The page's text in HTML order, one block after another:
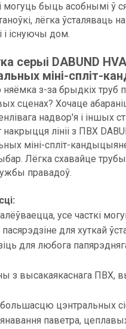
могуць быць асобнымі ў
лёгка ўсталяваць
і існуючы дом.
серыі DABUND
міні-спліт-
з-за брыдкіх труб
сценах? Хочаце
надвор'я і іншых
лініі з ПВХ
міні-спліт-
Лёгка схавайце трубы
правадоў.
усе часткі
для хуткай
для любога
з высакаякаснага ПВХ,
цэнтральных
паветра,